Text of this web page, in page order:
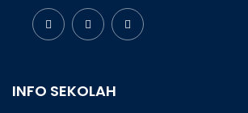
INFO SEKOLAH